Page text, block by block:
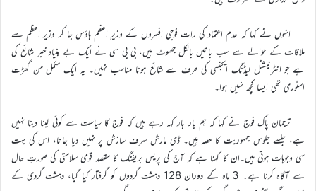
انہوں نے کہا کہ عدم اعتماد کی رات فوجی افسروں کے وزیرِ اعظم ہاؤس جا کر وزیر اعظم سے
ملاقات کے حوالے سے سب باتیں بالکل جھوٹ ہیں، بی بی سی نے ایک بے بنیاد خبر شائع کی
ہے جو انٹرنیشنل لیڈنگ ایجنسی کی طرف سے شائع ہونا مناسب نہیں۔ یہ ایک مکمل من گھڑت
اسٹوری تھی ایسا کچھ نہیں ہوا۔
ترجمان پاک فوج نے کہا کہ ہم بار بار کہہ رہے ہیں کہ فوج کا سیاست سے کوئی لینا دینا نہیں
ہے، جلسے جلوس جمہوریت کا حصہ ہیں۔ ڈی مارش صرف سازش پر نہیں دیا جاتا، اس کی بہت
سی وجوہات ہوتی ہیں۔ان کا کہنا ہے کہ آج کی پریس بریفنگ کا مقصد قومی سلامتی کی صورتِ حال
سے آگاہ کرنا ہے۔ 3 ماہ کے دوران 128 دہشت گردوں کو گرفتار کیا گیا، دہشت گردی کے